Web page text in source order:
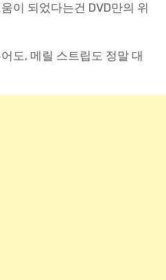
이 되었다는건 DVD만의 위
도, 메릴 스트립도 정말 대